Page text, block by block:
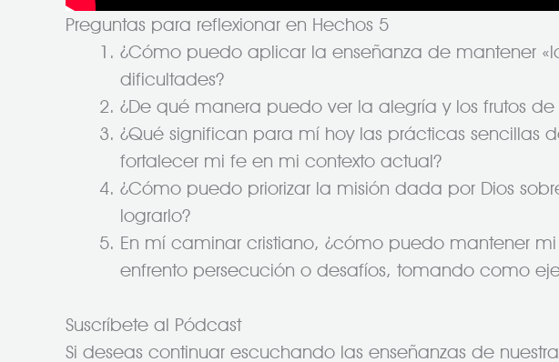
Preguntas para reflexionar en Hechos 5
¿Cómo puedo aplicar la enseñanza de mantener
dificultades?
¿De qué manera puedo ver la alegría y los frutos
¿Qué significan para mí hoy las prácticas
fortalecer mi fe en mi contexto actual?
¿Cómo puedo priorizar la misión dada por Dios
lograrlo?
En mí caminar cristiano, ¿cómo puedo mantener
enfrento persecución o desafíos, tomando como
Suscríbete al Pódcast
Si deseas continuar escuchando las enseñanzas de